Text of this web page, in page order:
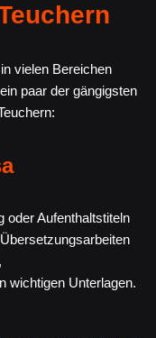
vielen Bereichen
paar der gängigsten
oder Aufenthaltstiteln
wichtigen Unterlagen.